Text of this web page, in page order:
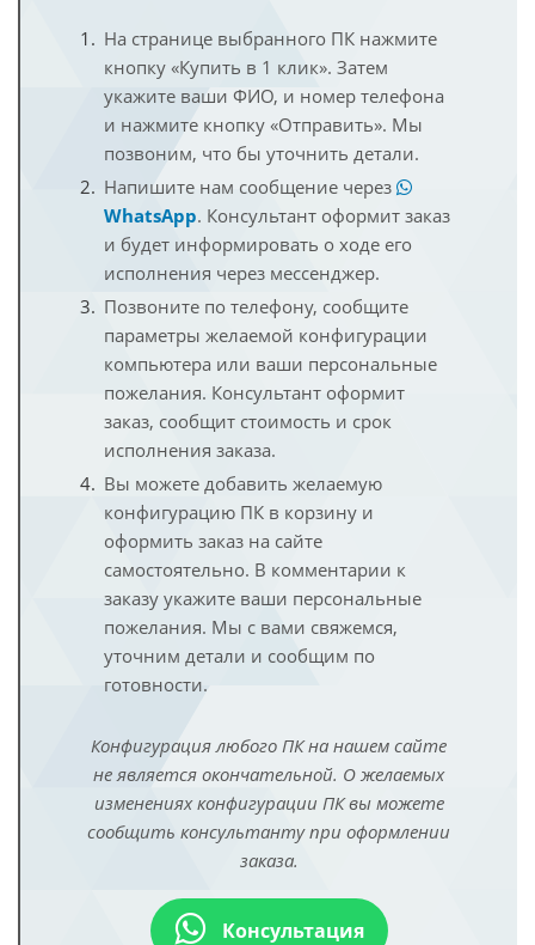
На странице выбранного ПК нажмите
кнопку «Купить в 1 клик». Затем
укажите ваши ФИО, и номер телефона
и нажмите кнопку «Отправить». Мы
позвоним, что бы уточнить детали.
Напишите нам сообщение через
WhatsApp. Консультант оформит заказ
и будет информировать о ходе его
исполнения через мессенджер.
Позвоните по телефону, сообщите
параметры желаемой конфигурации
компьютера или ваши персональные
пожелания. Консультант оформит
заказ, сообщит стоимость и срок
исполнения заказа.
Вы можете добавить желаемую
конфигурацию ПК в корзину и
оформить заказ на сайте
самостоятельно. В комментарии к
заказу укажите ваши персональные
пожелания. Мы с вами свяжемся,
уточним детали и сообщим по
готовности.
Конфигурация любого ПК на нашем сайте
не является окончательной. О желаемых
изменениях конфигурации ПК вы можете
сообщить консультанту при оформлении
заказа.
Консультация